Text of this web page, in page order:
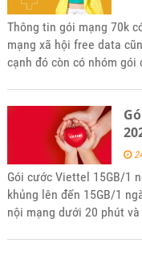
Thông tin gói mạng 70k
mạng xã hội free data
cạnh đó còn có nhóm gói
Gói cước Viettel 15GB/1
khủng lên đến 15GB/1
nội mạng dưới 20 phút